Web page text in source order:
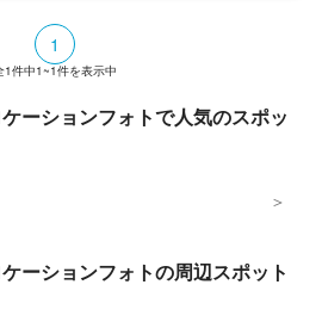
1
1件中1~1件を表示中
ーションフォトで人気のスポッ
ーションフォトの周辺スポット